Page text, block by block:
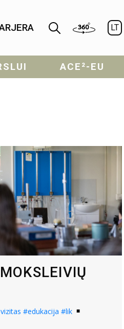
LT
ACE²-EU
#edukacija #lik